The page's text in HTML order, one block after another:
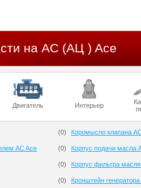
на AC (АЦ ) Ace
Двигатель Интерьер
(0)
AC Ace (0)
(0)
(0)
Коромысло клапана
Корпус подачи масла
Корпус фильтра
Кронштейн